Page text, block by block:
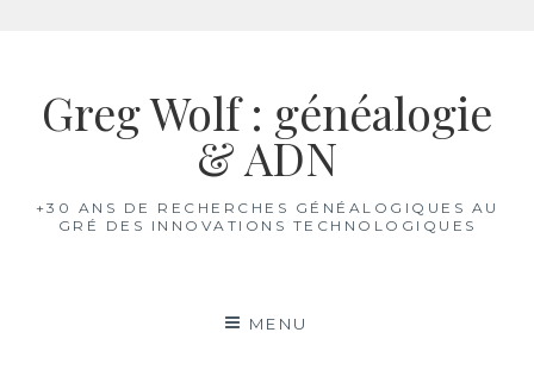
contenuGreg Wolf : généalogie
& ADN
+30 ANS DE RECHERCHES GÉNÉALOGIQUES AU
GRÉ DES INNOVATIONS TECHNOLOGIQUES
MENU